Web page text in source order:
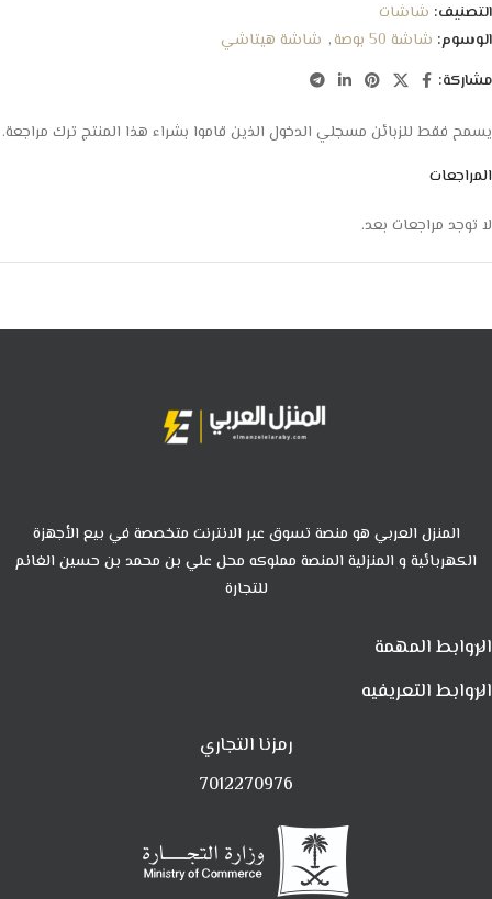
التصنيف: شاشات
الوسوم: شاشة 50 بوصة , شاشة هيتاشي
مشاركة:
المراجعات
لا توجد مراجعات بعد.
يسمح فقط للزبائن مسجلي الدخول الذين قاموا بشراء هذا المنتج ترك مراجعة.
المنزل العربي هو منصة تسوق عبر الانترنت متخصصة في بيع الأجهزة
الكهربائية و المنزلية المنصة مملوكه محل علي بن محمد بن حسين الغانم
للتجارة
الروابط المهمة
الروابط التعريفيه
رمزنا التجاري
7012270976